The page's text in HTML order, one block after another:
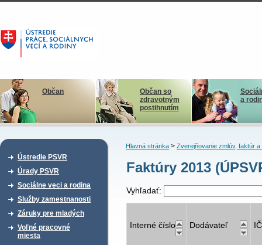
Občan
Občan so
zdravotným
postihnutím
a
Ústredie PSVR
Úrady PSVR
Sociálne veci a rodina
Služby zamestnanosti
Záruky pre mladých
Voľné pracovné
miesta
Hlavná stránka> Zverejňovanie zmlúv, faktúr a
Faktúry 2013
Vyhľadať:
Interné číslo Dodávateľ